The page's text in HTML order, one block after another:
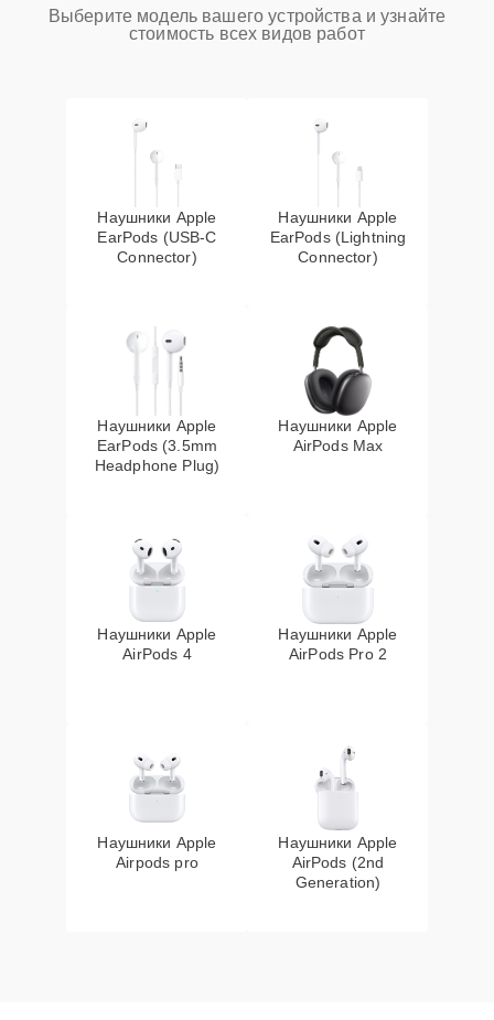
Выберите модель вашего устройства и узнайте
стоимость всех видов работ
Наушники Apple
EarPods (USB-C
Connector)
Наушники Apple
EarPods (Lightning
Connector)
Наушники Apple
EarPods (3.5mm
Headphone Plug)
Наушники Apple
AirPods Max
Наушники Apple
AirPods 4
Наушники Apple
AirPods Pro 2
Наушники Apple
Airpods pro
Наушники Apple
AirPods (2nd
Generation)